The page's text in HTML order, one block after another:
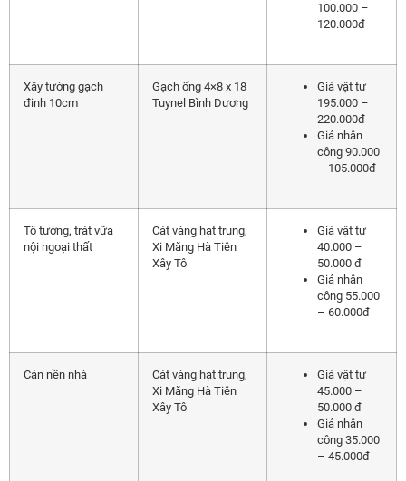
100.000 –
120.000đ
Xây tường gạch
đinh 10cm
Gạch ống 4×8 x 18
Tuynel Bình Dương
Giá vật tư
195.000 –
220.000đ
Giá nhân
công 90.000
– 105.000đ
Tô tường, trát vữa
nội ngoại thất
Cát vàng hạt trung,
Xi Măng Hà Tiên
Xây Tô
Giá vật tư
40.000 –
50.000 đ
Giá nhân
công 55.000
– 60.000đ
Cán nền nhà
Cát vàng hạt trung,
Xi Măng Hà Tiên
Xây Tô
Giá vật tư
45.000 –
50.000 đ
Giá nhân
công 35.000
– 45.000đ